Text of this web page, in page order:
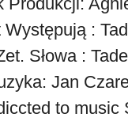
:
Słowa :
Jan
to music